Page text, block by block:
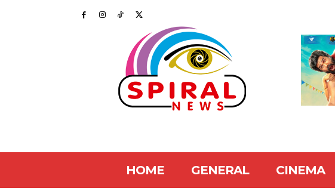
HOME GENERAL CINEMA